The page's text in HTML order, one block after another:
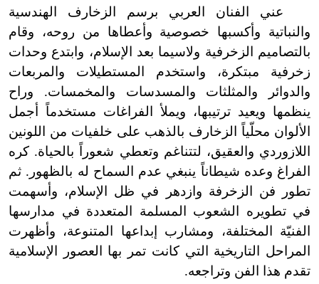
عني الفنان العربي برسم الزخارف الهندسية
والنباتية وأكسبها خصوصية وأعطاها من روحه، وقام
بالتصاميم الزخرفية ولاسيما بعد الإسلام، وابتدع وحدات
زخرفية مبتكرة، واستخدم المستطيلات والمربعات
والدوائر والمثلثات والمسدسات والمخمسات. وراح
ينظمها ويعيد ترتيبها، ويملأ الفراغات مستخدماً أجمل
الألوان محلّياً الزخارف بالذهب على خلفيات من اللونين
اللازوردي والعقيق، لتتناغم وتعطي شعوراً بالحياة. كره
الفراغ وعده شيطاناً ينبغي عدم السماح له بالظهور. ثم
تطور فن الزخرفة وازدهر في ظل الإسلام، وأسهمت
في تطويره الشعوب المسلمة المتعددة في مدارسها
الفنيّة المختلفة، ومشارب إبداعها المتنوعة، وأظهرت
المراحل التاريخية التي كانت تمر بها العصور الإسلامية
تقدم هذا الفن وتراجعه.